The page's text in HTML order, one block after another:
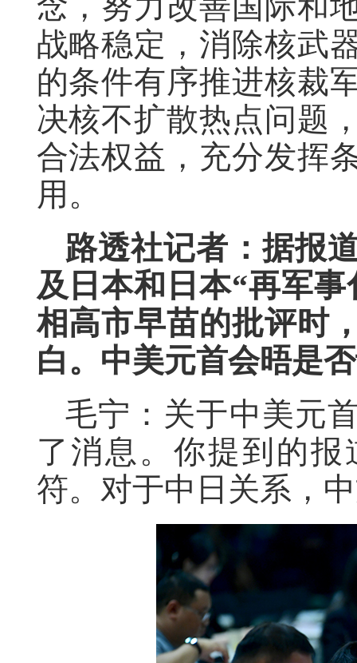
战略稳定，消除核武
的条件有序推进核裁
决核不扩散热点问题
合法权益，充分发挥
用。
路透社记者：据报
及日本和日本“再军
相高市早苗的批评时
白。中美元首会晤是
毛宁：关于中美元
了消息。你提到的
符。对于中日关系，